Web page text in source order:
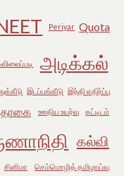
Periyar Quota
அடிக்கல்
இடப்பங்கீடு இந்தி எதிர்ப்பு
ஊதிய உயர்வு கட்டிடம்
கல்வி
சினிமா செம்மொழித் தமிழாய்வு